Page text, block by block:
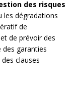
des risques
les dégradations
de
de prévoir des
des garanties
clauses